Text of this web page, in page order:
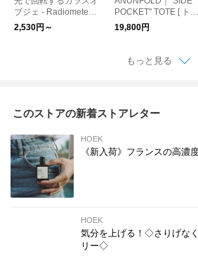
ブジェ - Radiometer [
ラジオメーター ]
2,530円～
POCKET" TOTE [ トー
トバッグ・ショルダー
バッグ ]
19,800円
もっと見る
このストアの新着ストアレター
HOEK
《新入荷》フランスの高濃
HOEK
気分を上げる！◇さりげな
リー◇